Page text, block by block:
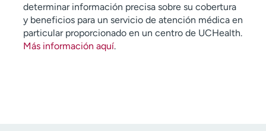
determinar información precisa sobre su cobertura
y beneficios para un servicio de atención médica en
particular proporcionado en un centro de UCHealth.
Más información aquí.